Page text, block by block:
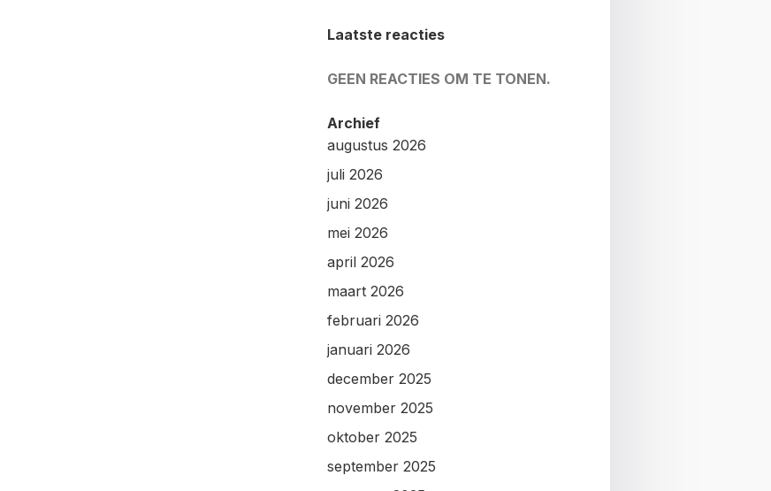
Laatste reacties
GEEN REACTIES OM TE TONEN.
Archief
augustus 2026
juli 2026
juni 2026
mei 2026
april 2026
maart 2026
februari 2026
januari 2026
december 2025
november 2025
oktober 2025
september 2025